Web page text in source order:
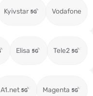
Kyivstar Vodafone
Elisa Tele2
A1.net Magenta